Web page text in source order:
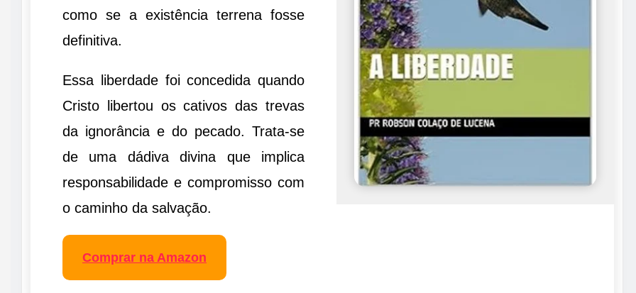
como se a existência terrena fosse
definitiva.
Essa liberdade foi concedida quando
Cristo libertou os cativos das trevas
da ignorância e do pecado. Trata-se
de uma dádiva divina que implica
responsabilidade e compromisso com
o caminho da salvação.
Comprar na Amazon